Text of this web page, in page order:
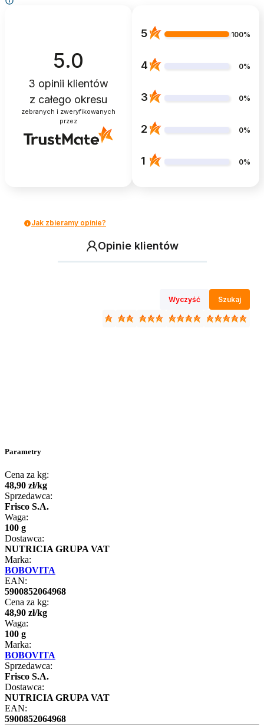
5.0
3 opinii klientów
z całego okresu
zebranych i zweryfikowanych
przez
5 100%
4 0%
3 0%
2 0%
1 0%
Jak zbieramy opinie?
Opinie klientów
Wyczyść Szukaj
Parametry
Cena za kg:
48,90 zł/kg
Sprzedawca:
Frisco S.A.
Waga:
100 g
Dostawca:
NUTRICIA GRUPA VAT
Marka:
BOBOVITA
EAN:
5900852064968
Cena za kg:
48,90 zł/kg
Waga:
100 g
Marka:
BOBOVITA
Sprzedawca:
Frisco S.A.
Dostawca:
NUTRICIA GRUPA VAT
EAN:
5900852064968